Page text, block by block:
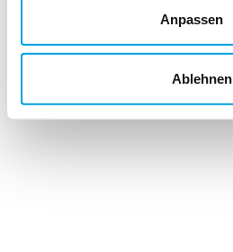
Anpassen
Ablehnen